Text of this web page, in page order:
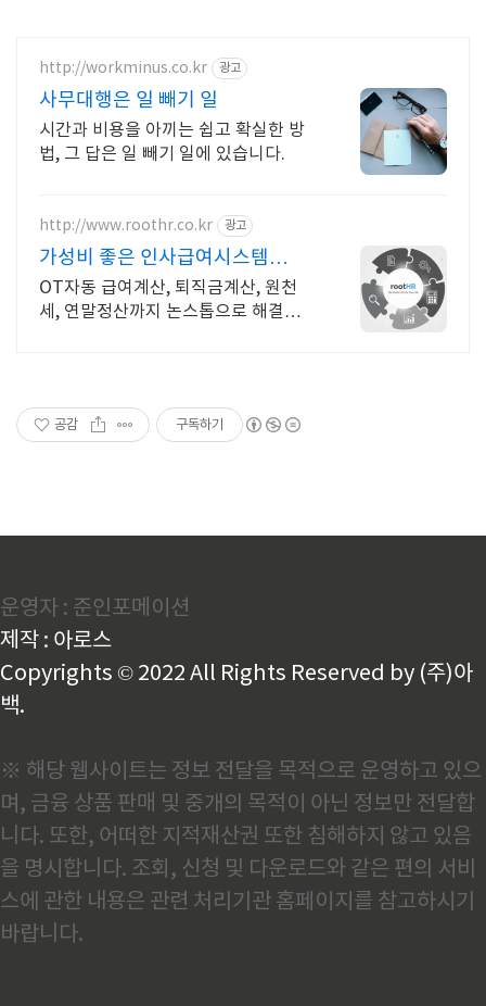
http://workminus.co.kr 광고
사무대행은 일 빼기 일
시간과 비용을 아끼는 쉽고 확실한 방
법, 그 답은 일 빼기 일에 있습니다.
http://www.roothr.co.kr 광고
가성비 좋은 인사급여시스템
rootHR 올인원HR플랫폼
OT자동 급여계산, 퇴직금계산, 원천
세, 연말정산까지 논스톱으로 해결하세
공감 구독하기
운영자 : 준인포메이션
제작 : 아로스
Copyrights © 2022 All Rights Reserved by (주)아
백.
※ 해당 웹사이트는 정보 전달을 목적으로 운영하고 있으
며, 금융 상품 판매 및 중개의 목적이 아닌 정보만 전달합
니다. 또한, 어떠한 지적재산권 또한 침해하지 않고 있음
을 명시합니다. 조회, 신청 및 다운로드와 같은 편의 서비
스에 관한 내용은 관련 처리기관 홈페이지를 참고하시기
바랍니다.